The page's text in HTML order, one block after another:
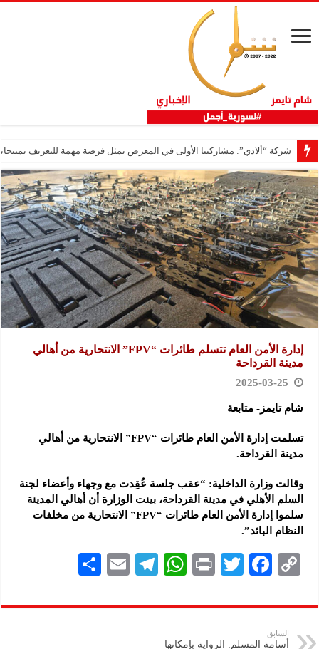
شركة “ألادي”: مشاركتنا الأولى في المعرض تمثل فرصة مهمة للتعريف
إدارة الأمن العام تتسلم طائرات “FPV” الانتحارية من أهالي
مدينة القرداحة
2025-03-25
شام تايمز- متابعة
تسلمت إدارة الأمن العام طائرات “FPV” الانتحارية من أهالي
مدينة القرداحة.
وقالت وزارة الداخلية: “عقب جلسة عُقِدت مع وجهاء وأعضاء لجنة
السلم الأهلي في مدينة القرداحة، بينت الوزارة أن أهالي المدينة
سلموا إدارة الأمن العام طائرات “FPV” الانتحارية من مخلفات
النظام البائد”.
C
p
y
F
eb
T
tt
P
nt
W
at
Te
gr
E
ai
ar
السابق
أسامة المسلم: الرواية بإمكانها